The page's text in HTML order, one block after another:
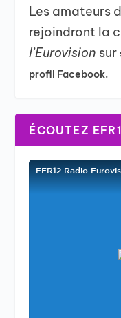
Les amateurs
rejoindront la
l’Eurovision sur
profil Facebook.
ÉCOUTEZ